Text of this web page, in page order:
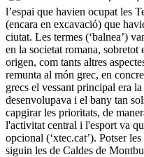
l’espai que havien ocupat les
(encara en excavació) que
ciutat. Les termes (‘balnea’)
en la societat romana,
origen, com tants altres
remunta al món grec, en
grecs el vessant principal era
desenvolupava i el bany tan
capgirar les prioritats, de
l'activitat central i l'esport va
opcional (‘xtec.cat’). Potser
siguin les de Caldes de